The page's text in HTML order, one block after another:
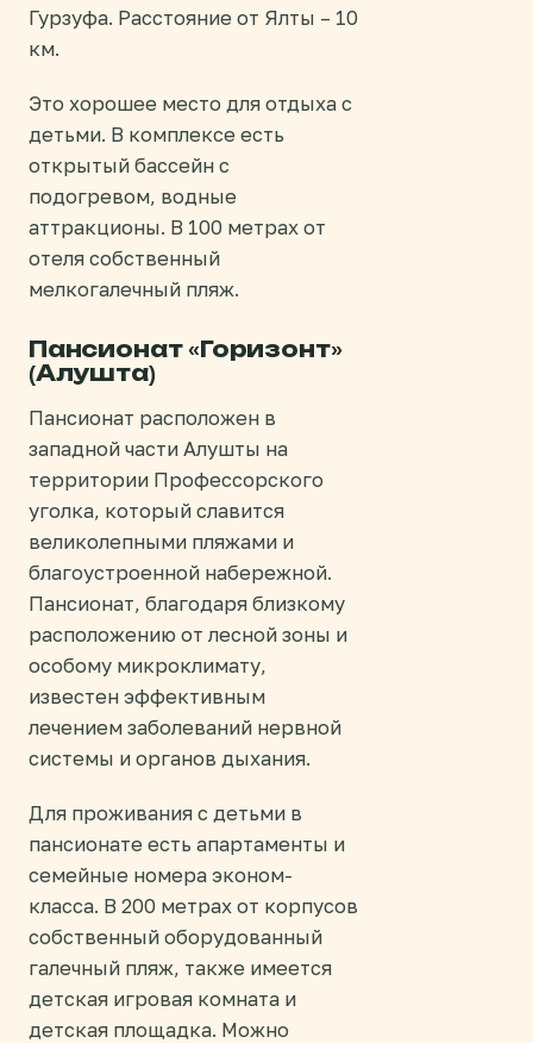
Гурзуфа. Расстояние от Ялты – 10
км.
Это хорошее место для отдыха с
детьми. В комплексе есть
открытый бассейн с
подогревом, водные
аттракционы. В 100 метрах от
отеля собственный
мелкогалечный пляж.
Пансионат «Горизонт»
(Алушта)
Пансионат расположен в
западной части Алушты на
территории Профессорского
уголка, который славится
великолепными пляжами и
благоустроенной набережной.
Пансионат, благодаря близкому
расположению от лесной зоны и
особому микроклимату,
известен эффективным
лечением заболеваний нервной
системы и органов дыхания.
Для проживания с детьми в
пансионате есть апартаменты и
семейные номера эконом-
класса. В 200 метрах от корпусов
собственный оборудованный
галечный пляж, также имеется
детская игровая комната и
детская площадка. Можно